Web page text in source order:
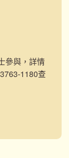
參與，詳情
1180查